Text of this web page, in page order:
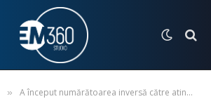
» A început numărătoarea inversă către atingerea dezideratului „zero case fără energie electrică” Asociația Energia Inteligentă implementează o nouă etapă de „Energie pentru Viață”